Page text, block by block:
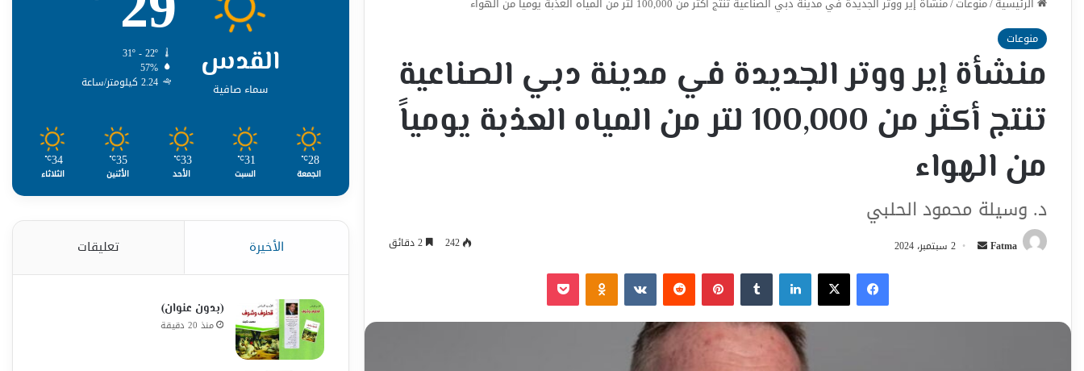
منوعات
منشأة إير ووتر الجديدة في مدينة دبي الصناعية
تنتج أكثر من 100,000 لتر من المياه العذبة يومياً
من الهواء
د. وسيلة محمود الحلبي
Fatma
أرسل 2 سبتمبر، 2024 242
فيسبوك‫X لينكدإن بينتيريست Odnoklassniki
‫Pocket
القدس
سماء صافية
31º - 22º
57%
2.24 كيلومتر/ساعة
28
℃
الجمعة
31
℃
السبت
33
℃
الأحد
35
℃
الأثنين
34
℃
الثلاثاء
الأخيرة تعليقات
(بدون عنوان)
منذ 20 دقيقة